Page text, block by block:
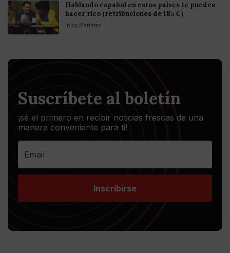
Hablando español en estos países te puedes
hacer rico (retribuciones de 185 €)
Iñigo Martinez
Suscríbete al boletín
¡sé el primero en recibir noticias frescas de una
manera conveniente para ti!
Inscribirse